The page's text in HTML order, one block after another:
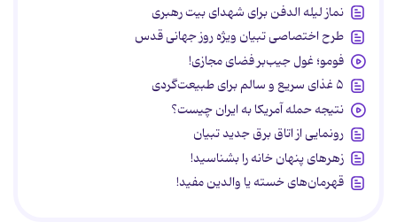
نماز لیله الدفن برای شهدای بیت رهبری
طرح اختصاصی تبیان ویژه روز جهانی قدس
فومو؛ غول جیب‌بر فضای مجازی!
۵ غذای سریع و سالم برای طبیعت‌گردی
نتیجه حمله آمریکا به ایران چیست؟
رونمایی از اتاق برق جدید تبیان
زهرهای پنهان خانه را بشناسید!
قهرمان‌های خسته یا والدین مفید!